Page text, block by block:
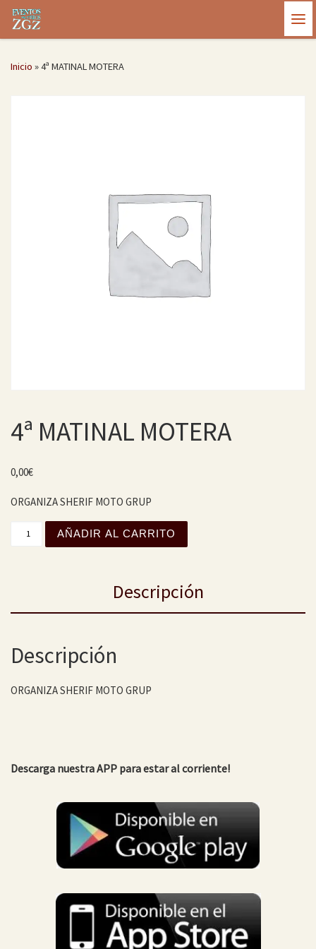
Saltar al contenido
Inicio »4ª MATINAL MOTERA
4ª MATINAL MOTERA
0,00€
ORGANIZA SHERIF MOTO GRUP
4ª MATINAL MOTERA cantidad
AÑADIR AL CARRITO
Descripción
Descripción
ORGANIZA SHERIF MOTO GRUP
Descarga nuestra APP para estar al corriente!